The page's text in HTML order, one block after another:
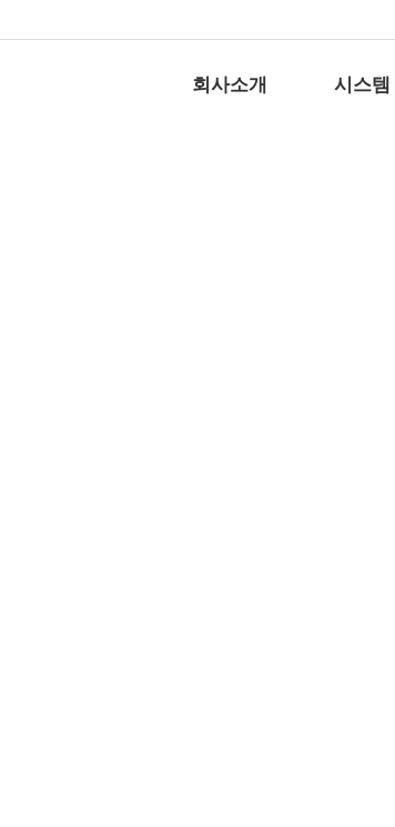
회사소개 시스템